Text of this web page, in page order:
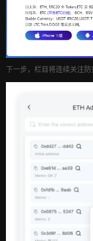
下一步，栏目将连续关注防